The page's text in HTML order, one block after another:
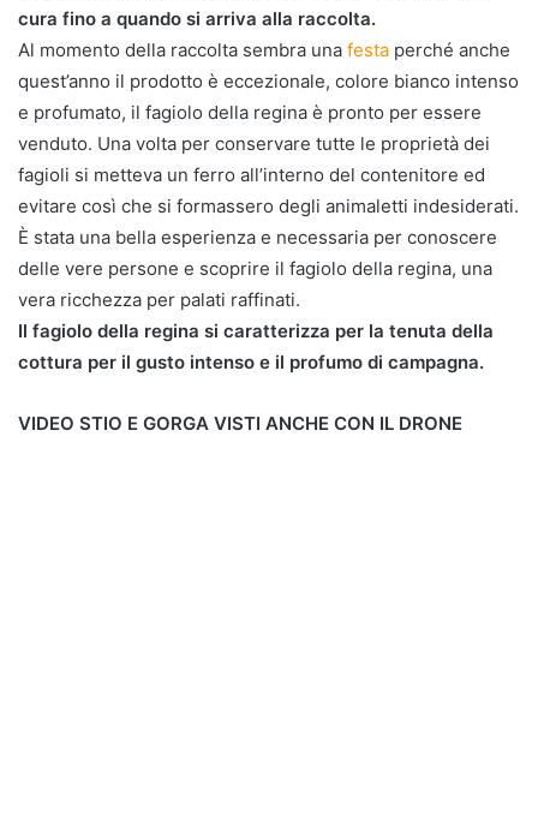
cura fino a quando si arriva alla raccolta.
Al momento della raccolta sembra una festa perché anche
quest’anno il prodotto è eccezionale, colore bianco intenso
e profumato, il fagiolo della regina è pronto per essere
venduto. Una volta per conservare tutte le proprietà dei
fagioli si metteva un ferro all’interno del contenitore ed
evitare così che si formassero degli animaletti indesiderati.
È stata una bella esperienza e necessaria per conoscere
delle vere persone e scoprire il fagiolo della regina, una
vera ricchezza per palati raffinati.
Il fagiolo della regina si caratterizza per la tenuta della
cottura per il gusto intenso e il profumo di campagna.
VIDEO STIO E GORGA VISTI ANCHE CON IL DRONE